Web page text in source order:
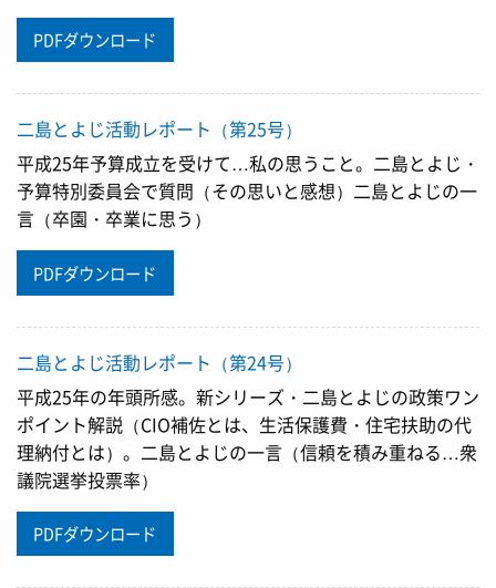
PDFダウンロード
二島とよじ活動レポート（第25号）
平成25年予算成立を受けて…私の思うこと。二島とよじ・
予算特別委員会で質問（その思いと感想）二島とよじの一
言（卒園・卒業に思う）
PDFダウンロード
二島とよじ活動レポート（第24号）
平成25年の年頭所感。新シリーズ・二島とよじの政策ワン
ポイント解説（CIO補佐とは、生活保護費・住宅扶助の代
理納付とは）。二島とよじの一言（信頼を積み重ねる…衆
議院選挙投票率）
PDFダウンロード